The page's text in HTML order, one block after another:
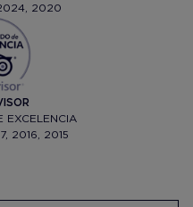
2020
EXCELENCIA
2016, 2015